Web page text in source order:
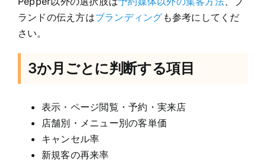
ランドの伝え方はブランディング も参考にしてくだ
さい。
3か月ごとに判断する項目
表示・ページ閲覧・予約・実来店
店舗別・メニュー別の客単価
キャンセル率
新規客の再来率